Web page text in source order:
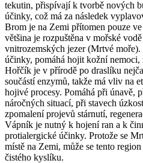
tekutin, přispívají k tvorbě nových
účinky, což má za následek
Brom je na Zemi přítomen pouze
většina je rozpuštěna v mořské
vnitrozemských jezer (Mrtvé
účinky, pomáhá hojit kožní
Hořčík je v přírodě po draslíku
součástí enzymů, takže má vliv na
hojivé procesy. Pomáhá při únavě,
náročných situací, při stavech
zpomalení projevů stárnutí,
Vápník je nutný k hojení ran a k
protialergické účinky. Protože se
místě na Zemi, může se tento
čistého kyslíku.